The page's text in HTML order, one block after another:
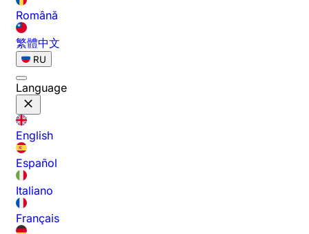
Română
繁體中文
RU
Language
English
Español
Italiano
Français